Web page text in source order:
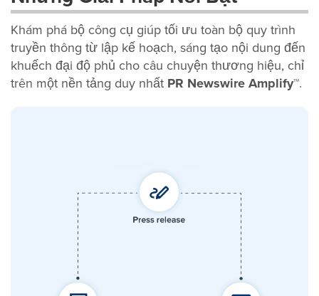
Khám phá bộ công cụ giúp tối ưu toàn bộ quy trình
truyền thông từ lập kế hoạch, sáng tạo nội dung đến
khuếch đại độ phủ cho câu chuyện thương hiệu, chỉ
trên một nền tảng duy nhất PR Newswire Amplify™.